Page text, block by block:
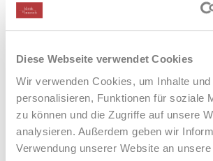
Diese Webseite verwendet Cookies
Wir verwenden Cookies, um Inhalte
personalisieren, Funktionen für soziale
zu können und die Zugriffe auf unsere
analysieren. Außerdem geben wir
Verwendung unserer Website an
Klenk & Hoursch Image-Barometer 2024